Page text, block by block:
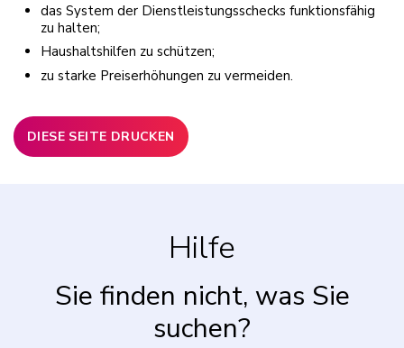
das System der Dienstleistungsschecks funktionsfähig
zu halten;
Haushaltshilfen zu schützen;
zu starke Preiserhöhungen zu vermeiden.
DIESE SEITE DRUCKEN
Hilfe
Sie finden nicht, was Sie
suchen?